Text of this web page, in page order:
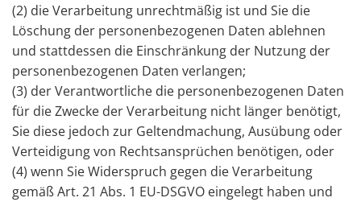
(2) die Verarbeitung unrechtmäßig ist und Sie die
Löschung der personenbezogenen Daten ablehnen
und stattdessen die Einschränkung der Nutzung der
personenbezogenen Daten verlangen;
(3) der Verantwortliche die personenbezogenen Daten
für die Zwecke der Verarbeitung nicht länger benötigt,
Sie diese jedoch zur Geltendmachung, Ausübung oder
Verteidigung von Rechtsansprüchen benötigen, oder
(4) wenn Sie Widerspruch gegen die Verarbeitung
gemäß Art. 21 Abs. 1 EU-DSGVO eingelegt haben und